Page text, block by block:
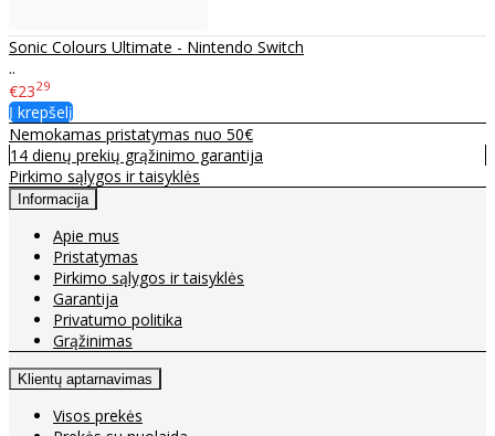
Sonic Colours Ultimate - Nintendo Switch
..
€2329
Į krepšelį
Nemokamas pristatymas nuo 50€
14 dienų prekių grąžinimo garantija
Pirkimo sąlygos ir taisyklės
Informacija
Apie mus
Pristatymas
Pirkimo sąlygos ir taisyklės
Garantija
Privatumo politika
Grąžinimas
Klientų aptarnavimas
Visos prekės